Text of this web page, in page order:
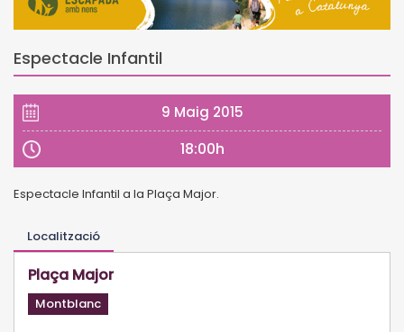
Espectacle Infantil
9 Maig 2015
18:00h
Espectacle Infantil a la Plaça Major.
Localització
Plaça Major
Montblanc